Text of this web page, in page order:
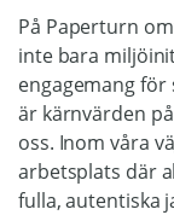
På Paperturn
inte bara
engagemang för
är kärnvärden
oss. Inom våra
arbetsplats där
fulla, autentiska